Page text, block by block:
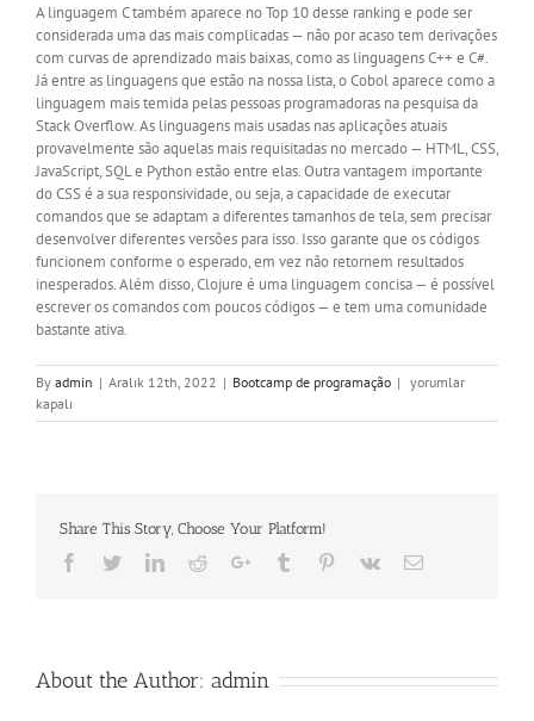
A linguagem C também aparece no Top 10 desse ranking e pode ser
considerada uma das mais complicadas — não por acaso tem derivações
com curvas de aprendizado mais baixas, como as linguagens C++ e C#.
Já entre as linguagens que estão na nossa lista, o Cobol aparece como a
linguagem mais temida pelas pessoas programadoras na pesquisa da
Stack Overflow. As linguagens mais usadas nas aplicações atuais
provavelmente são aquelas mais requisitadas no mercado — HTML, CSS,
JavaScript, SQL e Python estão entre elas. Outra vantagem importante
do CSS é a sua responsividade, ou seja, a capacidade de executar
comandos que se adaptam a diferentes tamanhos de tela, sem precisar
desenvolver diferentes versões para isso. Isso garante que os códigos
funcionem conforme o esperado, em vez não retornem resultados
inesperados. Além disso, Clojure é uma linguagem concisa — é possível
escrever os comandos com poucos códigos — e tem uma comunidade
bastante ativa.
By admin | Aralık 12th, 2022 | Bootcamp de programação | Linguagem
programação-
serve
e
dicionário
yorumlar
kapalı
Share This Story, Choose Your Platform!
Facebook
TwitterLinkedIn
RedditGoogle+Tumblr Pinterest
Vk Email
About the Author: admin